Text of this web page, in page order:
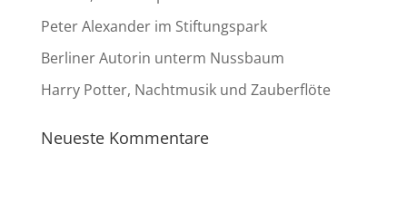
Peter Alexander im Stiftungspark
Berliner Autorin unterm Nussbaum
Harry Potter, Nachtmusik und Zauberflöte
Neueste Kommentare